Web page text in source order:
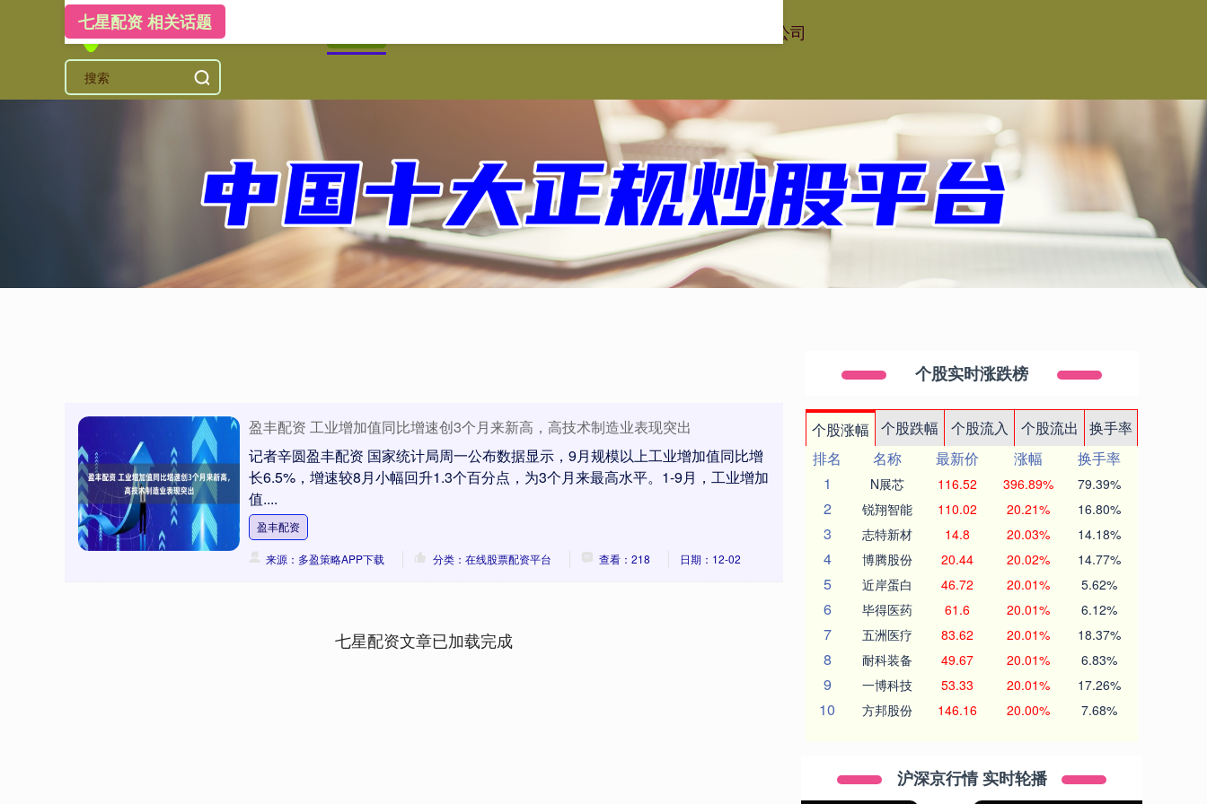
在线配资炒股公司
七星配资 相关话题
盈丰配资 工业增加值同比增速创3个月来新高，高技术制造业表现突出
记者辛圆盈丰配资 国家统计局周一公布数据显示，9月规模以上工业增加值同比增
长6.5%，增速较8月小幅回升1.3个百分点，为3个月来最高水平。1-9月，工业增加
值....
盈丰配资
来源：多盈策略APP下载 分类：在线股票配资平台 查看：218 日期：12-02
七星配资文章已加载完成
个股实时涨跌榜
个股涨幅 个股跌幅 个股流入 个股流出
换手率
排名
名称 最新价 涨幅
换手率
1
N展芯 116.52 396.89% 79.39%
2 锐翔智能 110.02 20.21% 16.80%
3 志特新材 14.8 20.03% 14.18%
4 博腾股份 20.44 20.02% 14.77%
5 近岸蛋白 46.72 20.01% 5.62%
6 毕得医药 61.6 20.01% 6.12%
7 五洲医疗 83.62 20.01% 18.37%
8 耐科装备 49.67 20.01% 6.83%
9 一博科技 53.33 20.01% 17.26%
10 方邦股份 146.16 20.00% 7.68%
沪深京行情 实时轮播